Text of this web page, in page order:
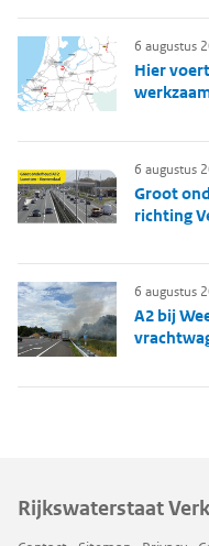
Hier
6 augustus
Groot
richting
6 augustus
A2 bij
6 augustus
Rijkswaterstaat